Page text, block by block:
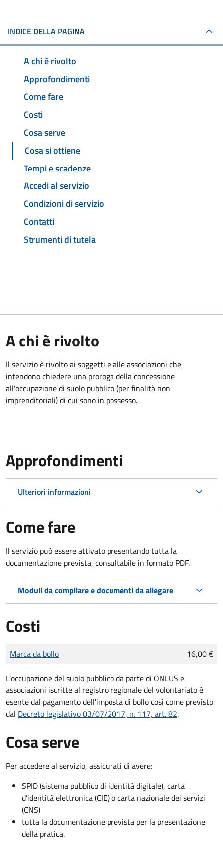
INDICE DELLA PAGINA
A chi è rivolto
Approfondimenti
Come fare
Costi
Cosa serve
Cosa si ottiene
Tempi e scadenze
Accedi al servizio
Condizioni di servizio
Contatti
Strumenti di tutela
A chi è rivolto
Il servizio è rivolto ai soggetti e alle associazioni che
intendono chiedere una proroga della concessione
all'occupazione di suolo pubblico (per finalità non
imprenditoriali) di cui sono in possesso.
Approfondimenti
Ulteriori informazioni
Come fare
Il servizio può essere attivato presentando tutta la
documentazione prevista, consultabile in formato PDF.
Moduli da compilare e documenti da allegare
Costi
Tipo di pagamento
Importo
Marca da bollo 16,00 €
L'occupazione del suolo pubblico da parte di ONLUS e
associazioni iscritte al registro regionale del volontariato è
esente dal pagamento dell'imposta di bollo così come previsto
dal Decreto legislativo 03/07/2017, n. 117, art. 82.
Cosa serve
Per accedere al servizio, assicurati di avere:
SPID (sistema pubblico di identità digitale), carta
d’identità elettronica (CIE) o carta nazionale dei servizi
(CNS)
tutta la documentazione prevista per la presentazione
della pratica.